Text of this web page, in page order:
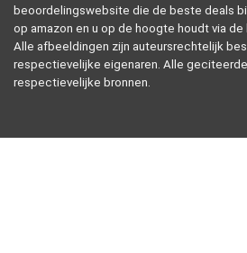
beoordelingswebsite die de beste deals
op amazon en u op de hoogte houdt via
Alle afbeeldingen zijn auteursrechtelijk
respectievelijke eigenaren. Alle
respectievelijke bronnen.